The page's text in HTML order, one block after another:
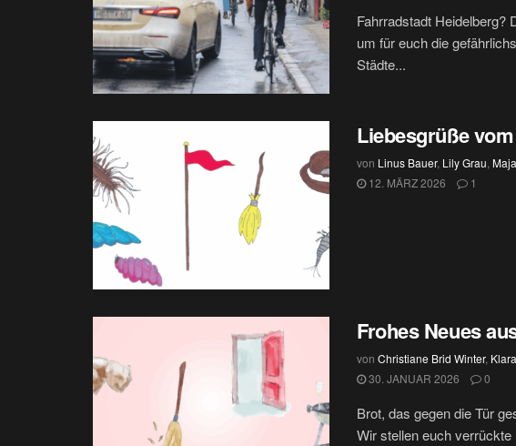
Fahrradstadt Heidelberg?
um für euch die
Städte...
Liebesgrüße
von Linus Bauer, Lily Grau,
12. MÄRZ 2026
1
Frohes Neues
von Christiane Brid Winter,
30. JANUAR 2026
0
Brot, das gegen die Tür
Wir stellen euch